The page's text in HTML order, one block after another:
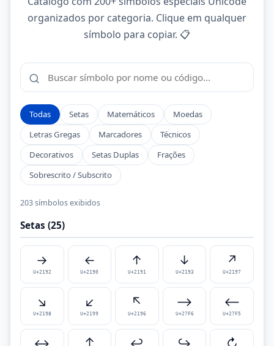
organizados por categoria. Clique em qualquer
símbolo para copiar. 📋
Todas Setas Matemáticos
Moedas
Letras Gregas
Marcadores
Técnicos
Decorativos
Setas Duplas
Frações
Sobrescrito / Subscrito
203 símbolos exibidos
Setas (25)
→
U+2192
←
U+2190
↑
U+2191
↓
U+2193
↗
U+2197
↘
U+2198
↙
U+2199
↖
U+2196
⟶
U+27F6
⟵
U+27F5